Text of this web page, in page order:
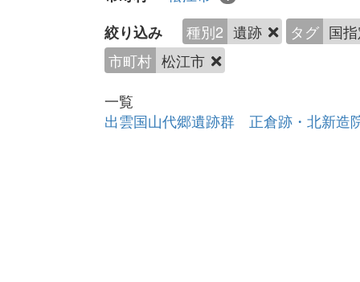
絞り込み 種別2 遺跡 タグ 国
市町村 松江市
一覧
出雲国山代郷遺跡群 正倉跡・北新造